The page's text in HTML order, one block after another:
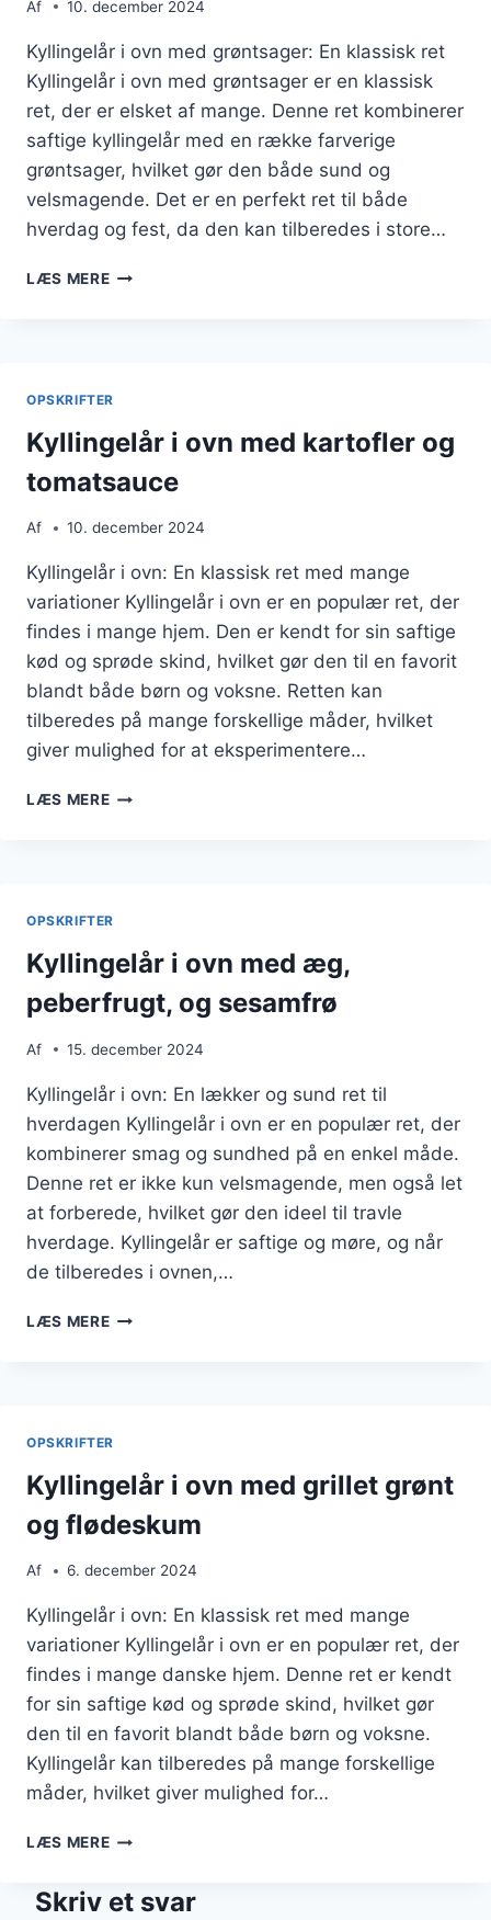
Af 10. december 2024
Kyllingelår i ovn med grøntsager: En klassisk ret
Kyllingelår i ovn med grøntsager er en klassisk
ret, der er elsket af mange. Denne ret kombinerer
saftige kyllingelår med en række farverige
grøntsager, hvilket gør den både sund og
velsmagende. Det er en perfekt ret til både
hverdag og fest, da den kan tilberedes i store…
LÆS MEREKYLLINGELÅR
OPSKRIFTER
Kyllingelår i ovn med kartofler og
tomatsauce
Af 10. december 2024
Kyllingelår i ovn: En klassisk ret med mange
variationer Kyllingelår i ovn er en populær ret, der
findes i mange hjem. Den er kendt for sin saftige
kød og sprøde skind, hvilket gør den til en favorit
blandt både børn og voksne. Retten kan
tilberedes på mange forskellige måder, hvilket
giver mulighed for at eksperimentere…
LÆS MEREKYLLINGELÅR
OPSKRIFTER
Kyllingelår i ovn med æg,
peberfrugt, og sesamfrø
Af 15. december 2024
Kyllingelår i ovn: En lækker og sund ret til
hverdagen Kyllingelår i ovn er en populær ret, der
kombinerer smag og sundhed på en enkel måde.
Denne ret er ikke kun velsmagende, men også let
at forberede, hvilket gør den ideel til travle
hverdage. Kyllingelår er saftige og møre, og når
de tilberedes i ovnen,…
LÆS MEREKYLLINGELÅR
SESAMFRØ
OPSKRIFTER
Kyllingelår i ovn med grillet grønt
og flødeskum
Af 6. december 2024
Kyllingelår i ovn: En klassisk ret med mange
variationer Kyllingelår i ovn er en populær ret, der
findes i mange danske hjem. Denne ret er kendt
for sin saftige kød og sprøde skind, hvilket gør
den til en favorit blandt både børn og voksne.
Kyllingelår kan tilberedes på mange forskellige
måder, hvilket giver mulighed for…
LÆS MEREKYLLINGELÅR
MED
Skriv et svar